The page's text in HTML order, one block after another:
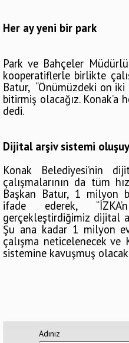
Her ay yeni bir park
Park ve Bahçeler
kooperatiflerle birlikte
Batur, “Önümüzdeki on
bitirmiş olacağız. Konak’a
dedi.
Dijital arşiv sistemi
Konak Belediyesi’nin
çalışmalarının da tüm
Başkan Batur, 1 milyon
ifade ederek,
gerçekleştirdiğimiz dijital
Şu ana kadar 1 milyon
çalışma neticelenecek
sistemine kavuşmuş
Adınız